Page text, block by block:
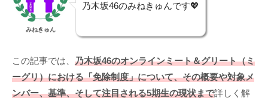
みねきゅん
乃木坂46のみねきゅんです💖
この記事では、 乃木坂46のオンラインミート＆グリート（ミ
ーグリ）における「免除制度」について、その概要や対象メ
ンバー、基準、そして注目される5期生の現状まで詳しく解